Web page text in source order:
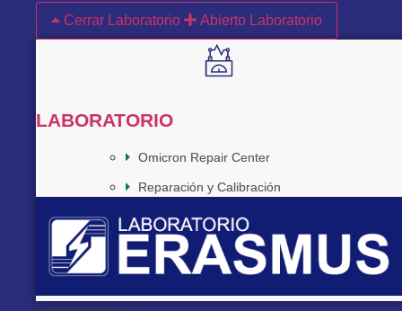
Cerrar Laboratorio
Abierto Laboratorio
LABORATORIO
Omicron Repair Center
Reparación y Calibración